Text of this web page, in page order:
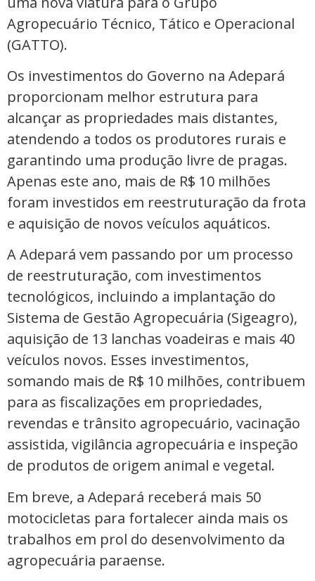
Agropecuário Técnico, Tático e Operacional
(GATTO).
Os investimentos do Governo na Adepará
proporcionam melhor estrutura para
alcançar as propriedades mais distantes,
atendendo a todos os produtores rurais e
garantindo uma produção livre de pragas.
Apenas este ano, mais de R$ 10 milhões
foram investidos em reestruturação da frota
e aquisição de novos veículos aquáticos.
A Adepará vem passando por um processo
de reestruturação, com investimentos
tecnológicos, incluindo a implantação do
Sistema de Gestão Agropecuária (Sigeagro),
aquisição de 13 lanchas voadeiras e mais 40
veículos novos. Esses investimentos,
somando mais de R$ 10 milhões, contribuem
para as fiscalizações em propriedades,
revendas e trânsito agropecuário, vacinação
assistida, vigilância agropecuária e inspeção
de produtos de origem animal e vegetal.
Em breve, a Adepará receberá mais 50
motocicletas para fortalecer ainda mais os
trabalhos em prol do desenvolvimento da
agropecuária paraense.